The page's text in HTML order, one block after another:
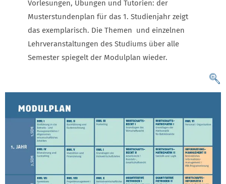
Vorlesungen, Übungen und Tutorien: der
Musterstundenplan für das 1. Studienjahr zeigt
das exemplarisch. Die Themen und einzelnen
Lehrveranstaltungen des Studiums über alle
Semester spiegelt der Modulplan wieder.